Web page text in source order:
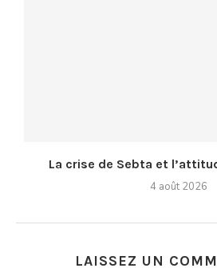
La crise de Sebta et
4 août 2026
LAISSEZ UN